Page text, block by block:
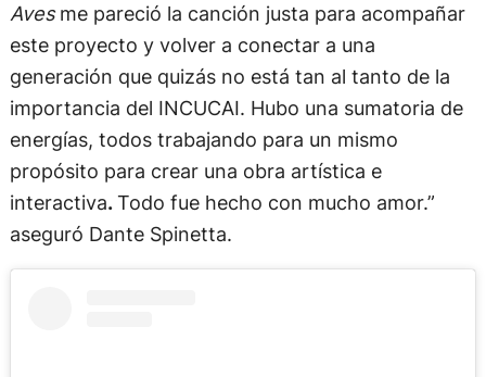
Avesme pareció la canción justa para acompañar
este proyecto y volver a conectar a una
generación que quizás no está tan al tanto de la
importancia del INCUCAI. Hubo una sumatoria de
energías, todos trabajando para un mismo
propósito para crear una obra artística e
interactiva.Todo fue hecho con mucho amor.”
aseguró Dante Spinetta.